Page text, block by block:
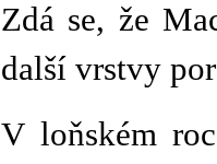
Zdá se, že
další vrstvy
V loňském